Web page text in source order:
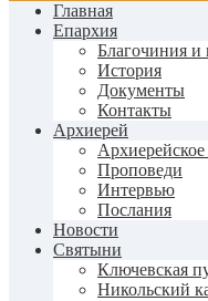
Главная
Епархия
Благочиния и
История
Документы
Контакты
Архиерей
Проповеди
Интервью
Послания
Новости
Святыни
Ключевская
Никольский